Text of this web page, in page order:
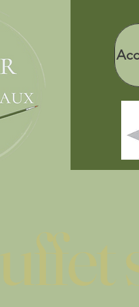
Buffet